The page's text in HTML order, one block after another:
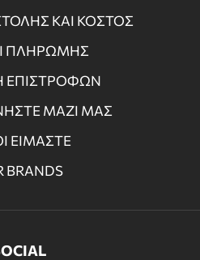
ΚΑΙ ΚΟΣΤΟΣ
ΠΛΗΡΩΜΗΣ
ΕΠΙΣΤΡΟΦΩΝ
ΜΑΖΙ ΜΑΣ
ΕΙΜΑΣΤΕ
BRANDS